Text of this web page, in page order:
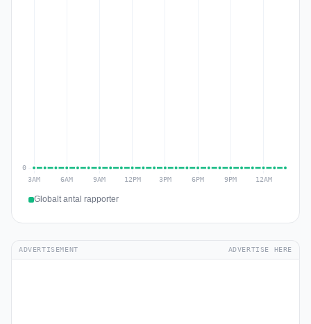
Globalt antal rapporter
ADVERTISEMENT ADVERTISE HERE